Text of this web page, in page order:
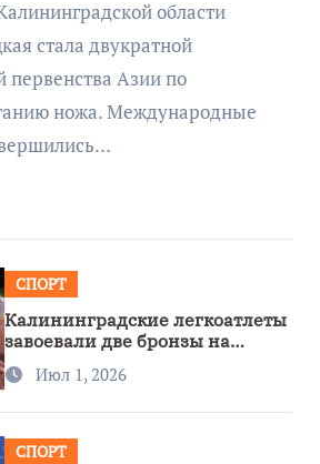
области
стала двукратной
первенства Азии по
ножа. Международные
СПОРТ
Калининградские легкоатлеты
завоевали две бронзы на
первенстве России
Июл 1, 2026
СПОРТ